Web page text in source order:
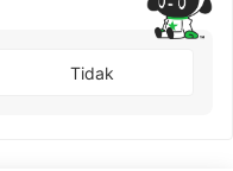
Tidak